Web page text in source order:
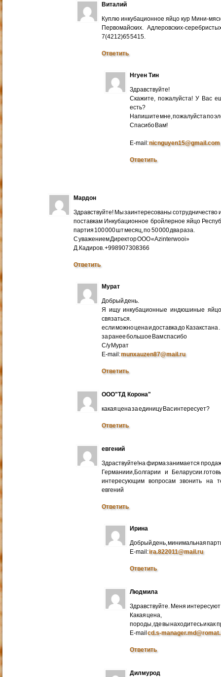
Виталий
Куплю инкубационное яйцо кур Мини-
Первомайских. Адлеровских-
7(4212)65 5415.
Ответить
Нгуен Тин
Здравствуйте!
Скажите, пожалуйста! У Вас
есть?
Напишите мне, пожалуйста по
Cпасибо Вам!
E-mail:nicnguyen15@gmail.com
Ответить
Мардон
Здравствуйте! Мы заинтересованы сотрудничество
поставкам Инкубационное бройлерное яйцо
партия 100 000 шт месяц, по 50 000 два раза.
С уважением Директор ООО «Azinterwooi»
Д.Кадиров. +998907308366
Ответить
Мурат
Добрый день.
Я ищу инкубационные индюшиные
связаться.
если можно цена и доставка до Казакстана .
за ранее большое Вам спасибо
С/у Мурат
E-mail:munxauzen87@mail.ru
Ответить
ООО"ТД Корона"
какая цена за единицу Вас интересует?
Ответить
евгений
Здраствуйте!на фирма занимается
Германиии,Болгарии и
интересующим вопросам звонить на
евгений
Ответить
Ирина
Добрый день, минимальная
E-mail:ira.822011@mail.ru
Ответить
Людмила
Здравствуйте. Меня
Какая цена,
породы, где вы находитесь и как
E-mailcd.s-
Ответить
Дилмурод